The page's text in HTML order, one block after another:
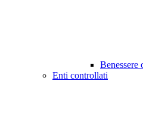
Benessere
Enti controllati